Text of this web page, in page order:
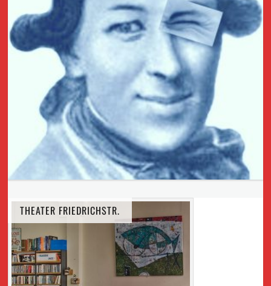
THEATER FRIEDRICHSTR.